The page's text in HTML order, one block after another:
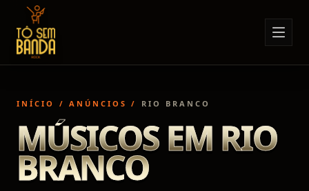
Sobre Nós
Eventos
Minha Conta
INÍCIO / ANÚNCIOS / RIO BRANCO
MÚSICOS EM RIO
BRANCO